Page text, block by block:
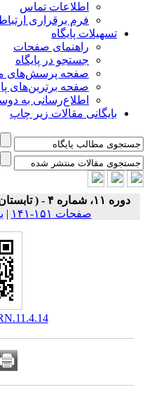
اطلاعات تماس
فرم برقراری ارتباط
تسهیلات پایگاه
راهنمای صفحات
جستجو در پایگاه
صفحه پرسش‌های
صفحه برترین‌های
اطلاع‌رسانی به
بایگانی مقالات زیر چاپ
دوره ۱۱، شماره ۴ - ( تابستان ۱۴۰۴ )
صفحات ۱۵۱-۱۴۱
|